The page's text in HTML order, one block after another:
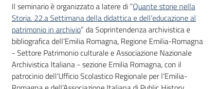
Seguici
su
Il seminario è organizzato a latere di “Quante storie nella
Storia. 22.a Settimana della didattica e dell’educazione al
patrimonio in archivio” da Soprintendenza archivistica e
bibliografica dell’Emilia Romagna, Regione Emilia-Romagna
- Settore Patrimonio culturale e Associazione Nazionale
Archivistica Italiana - sezione Emilia Romagna, con il
patrocinio dell’Ufficio Scolastico Regionale per l’Emilia-